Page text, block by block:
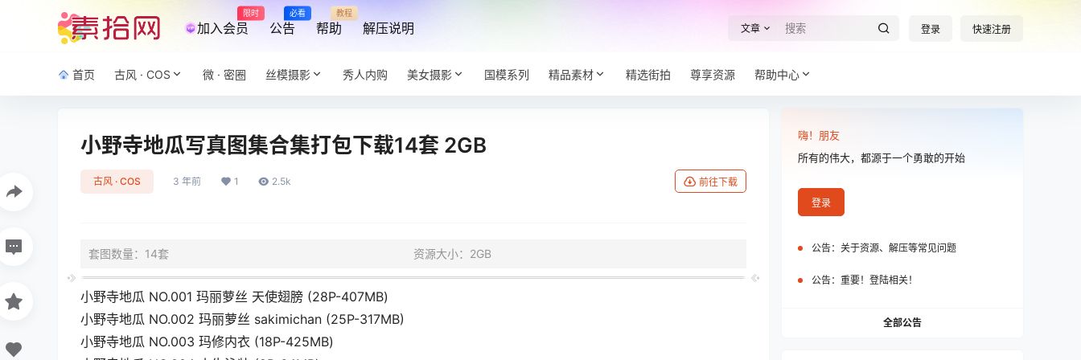
加入会员
限时
公告
必看
帮助
教程
解压说明 文章 登录 快速注册
首页 古风 · COS 微 · 密圈 丝模摄影 秀人内购 美女摄影 国模系列 精品素材 精选街拍 尊享资源 帮助中心
小野寺地瓜写真图集合集打包下载14套 2GB
古风 · COS 3 年前 1 2.5k 前往下载
套图数量：14套 资源大小：2GB
小野寺地瓜 NO.001 玛丽萝丝 天使翅膀 (28P-407MB)
小野寺地瓜 NO.002 玛丽萝丝 sakimichan (25P-317MB)
小野寺地瓜 NO.003 玛修内衣 (18P-425MB)
嗨！朋友
所有的伟大，都源于一个勇敢的开始
登录
公告： 关于资源、解压等常见问题
公告： 重要！登陆相关！
全部公告